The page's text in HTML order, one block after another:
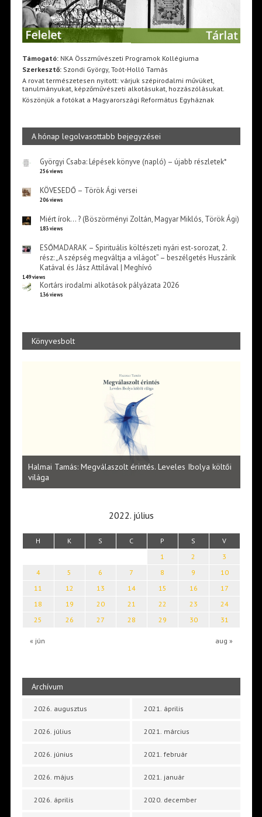
Támogató:NKA Összművészeti Programok Kollégiuma
Szerkesztő:Szondi György, Toót-Holló Tamás
A rovat természetesen nyitott: várjuk szépirodalmi művüket,
tanulmányukat, képzőművészeti alkotásukat, hozzászólásukat.
Köszönjük a fotókat a Magyarországi Református Egyháznak
A hónap legolvasottabb bejegyzései
Györgyi Csaba: Lépések könyve (napló) – újabb részletek*
256 views
KÖVESEDŐ – Török Ági versei
206 views
Miért írok… ? (Böszörményi Zoltán, Magyar Miklós, Török Ági)
183 views
ESŐMADARAK – Spirituális költészeti nyári est-sorozat, 2.
rész: „A szépség megváltja a világot” – beszélgetés Huszárik
Katával és Jász Attilával | Meghívó
149 views
Kortárs irodalmi alkotások pályázata 2026
136 views
Könyvesbolt
Halmai Tamás: Megválaszolt érintés. Leveles Ibolya költői
világa
2022. július
H K S C P S V
« jún aug »
1 2
3
4
5 6 7 8 9
10
11
12 13 14 15 16
17
18
19 20 21 22 23
24
25
26 27 28 29 30 31
Archívum
2026. augusztus
2026. július
2026. június
2026. május
2026. április
2021. április
2021. március
2021. február
2021. január
2020. december